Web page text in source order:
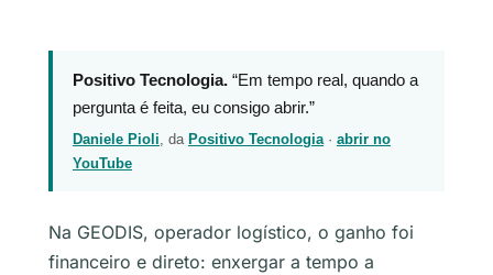
Positivo Tecnologia. “Em tempo real, quando a
pergunta é feita, eu consigo abrir.”
Daniele Pioli, da Positivo Tecnologia· abrir no
YouTube
Na GEODIS, operador logístico, o ganho foi
financeiro e direto: enxergar a tempo a